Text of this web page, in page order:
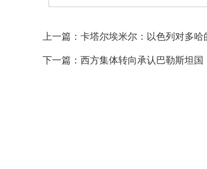
上一篇： 卡塔尔埃米尔：以色列对多哈
下一篇： 西方集体转向承认巴勒斯坦